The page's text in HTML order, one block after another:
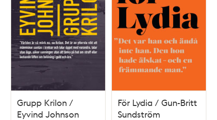
Grupp Krilon /
Eyvind Johnson
För Lydia / Gun-Britt
Sundström